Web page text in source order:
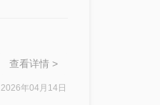
查看详情 >
2026年04月14日